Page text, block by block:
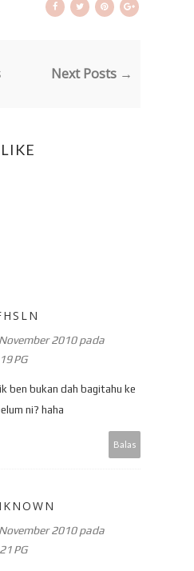
Next Posts →
2010 pada
PG
ben bukan dah bagitahu ke
ni? haha
Balas
2010 pada
PG